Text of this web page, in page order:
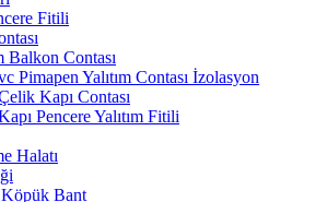
Fitili
Balkon Contası
Pimapen Yalıtım Contası İzolasyon
Kapı Contası
Pencere Yalıtım Fitili
Halatı
Bant